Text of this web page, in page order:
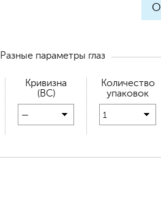
Разные параметры глаз
Кривизна
(BC)
—
Количество
упаковок
1